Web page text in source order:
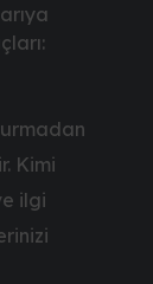
Kimi
ilgi